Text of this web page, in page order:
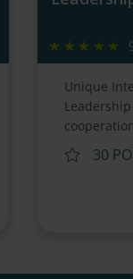
Unique
firms of
30